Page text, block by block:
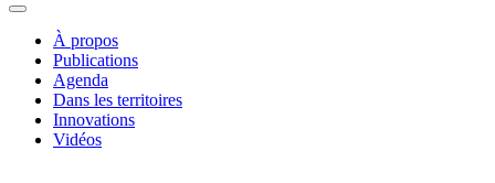
À propos
Publications
Agenda
Dans les territoires
Innovations
Vidéos